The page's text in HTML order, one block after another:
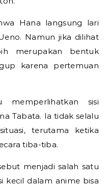
Hana langsung lari
Namun jika dilihat
merupakan bentuk
karena pertemuan
memperlihatkan sisi
Tabata. Ia tidak selalu
terutama ketika
tiba-tiba.
menjadi salah satu
kecil dalam anime bisa